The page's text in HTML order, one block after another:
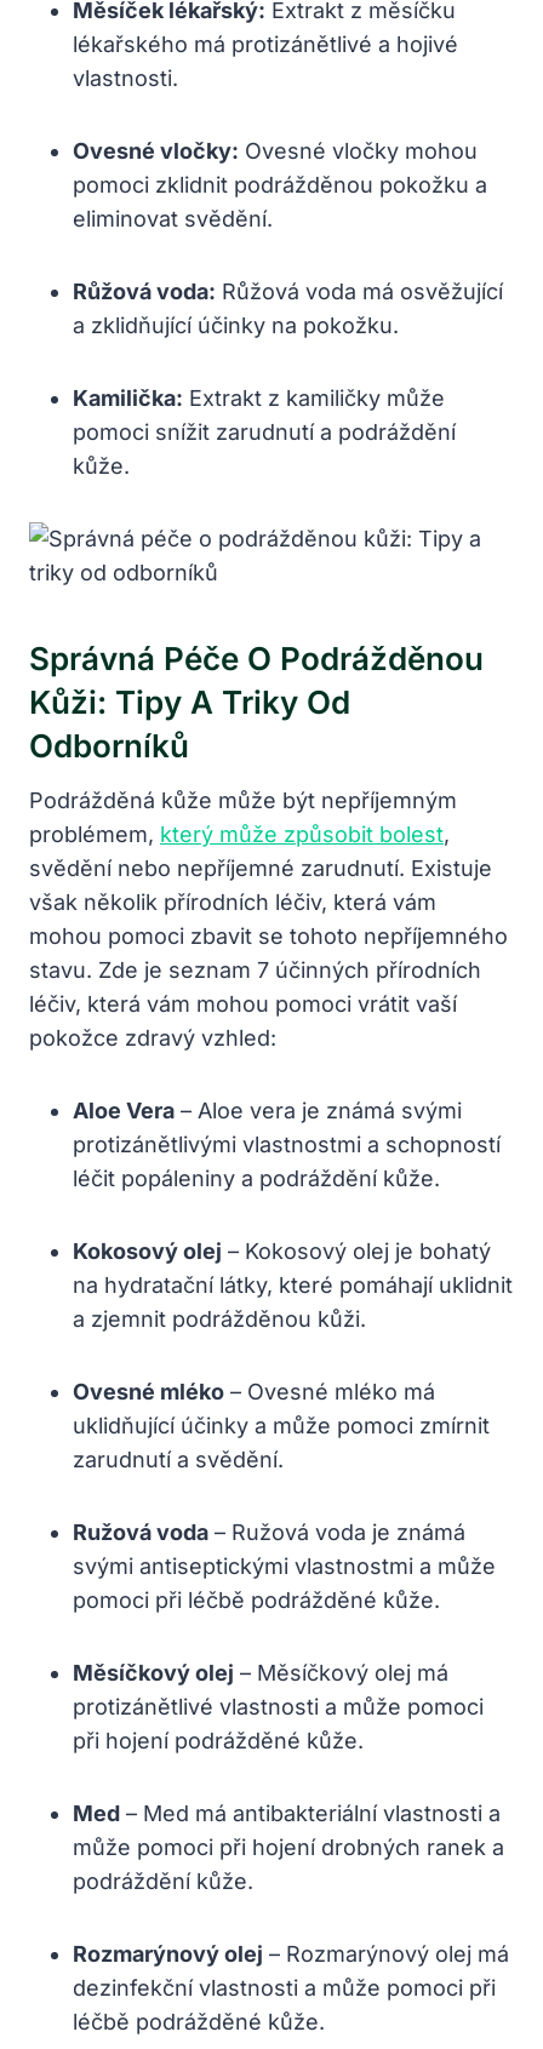
Měsíček lékařský: Extrakt z měsíčku
lékařského má protizánětlivé a hojivé
vlastnosti.
Ovesné vločky: Ovesné vločky mohou
pomoci zklidnit podrážděnou pokožku a
eliminovat svědění.
Růžová voda: Růžová voda má osvěžující
a zklidňující účinky na pokožku.
Kamilička: Extrakt z kamiličky může
pomoci snížit zarudnutí a podráždění
kůže.
Správná Péče O Podrážděnou
Kůži: Tipy A Triky Od
Odborníků
Podrážděná kůže může být nepříjemným
problémem, který může způsobit bolest,
svědění nebo nepříjemné zarudnutí. Existuje
však několik přírodních léčiv, která vám
mohou pomoci zbavit se tohoto nepříjemného
stavu. Zde je seznam 7 účinných přírodních
léčiv, která vám mohou pomoci vrátit vaší
pokožce zdravý vzhled:
Aloe Vera – Aloe vera je známá svými
protizánětlivými vlastnostmi a schopností
léčit popáleniny a podráždění kůže.
Kokosový olej – Kokosový olej je bohatý
na hydratační látky, které pomáhají uklidnit
a zjemnit podrážděnou kůži.
Ovesné mléko – Ovesné mléko má
uklidňující účinky a může pomoci zmírnit
zarudnutí a svědění.
Ružová voda – Ružová voda je známá
svými antiseptickými vlastnostmi a může
pomoci při léčbě podrážděné kůže.
Měsíčkový olej – Měsíčkový olej má
protizánětlivé vlastnosti a může pomoci
při hojení podrážděné kůže.
Med – Med má antibakteriální vlastnosti a
může pomoci při hojení drobných ranek a
podráždění kůže.
Rozmarýnový olej – Rozmarýnový olej má
dezinfekční vlastnosti a může pomoci při
léčbě podrážděné kůže.